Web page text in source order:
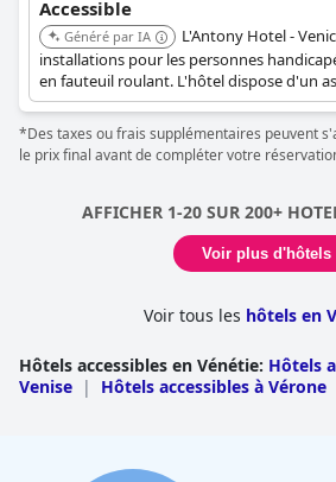
Accessible
Généré par IA
L'Antony Hotel -
installations pour les personnes
en fauteuil roulant. L'hôtel dispose d'un
parking accessible. Des aides visuelles
panneaux tactiles sont disponibles,
Les caractéristiques spécifiques de la
des toilettes surélevées, des lavabres plus
aéroport accessible est également fourni.
*Des taxes ou frais supplémentaires peuvent
le prix final avant de compléter votre
AFFICHER 1-20 SUR 200+
Voir plus d'hôtels
Voir tous les hôtels en
Hôtels accessibles en Vénétie: Hôtels
Venise | Hôtels accessibles à Vérone